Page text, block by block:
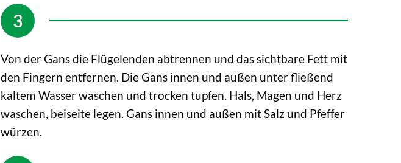
Von der Gans die Flügelenden abtrennen und das sichtbare Fett mit
den Fingern entfernen. Die Gans innen und außen unter fließend
kaltem Wasser waschen und trocken tupfen. Hals, Magen und Herz
waschen, beiseite legen. Gans innen und außen mit Salz und Pfeffer
würzen.